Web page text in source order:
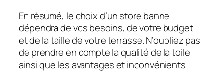
En résumé, le choix d’un store banne
dépendra de vos besoins, de votre budget
et de la taille de votre terrasse. N’oubliez pas
de prendre en compte la qualité de la toile
ainsi que les avantages et inconvénients